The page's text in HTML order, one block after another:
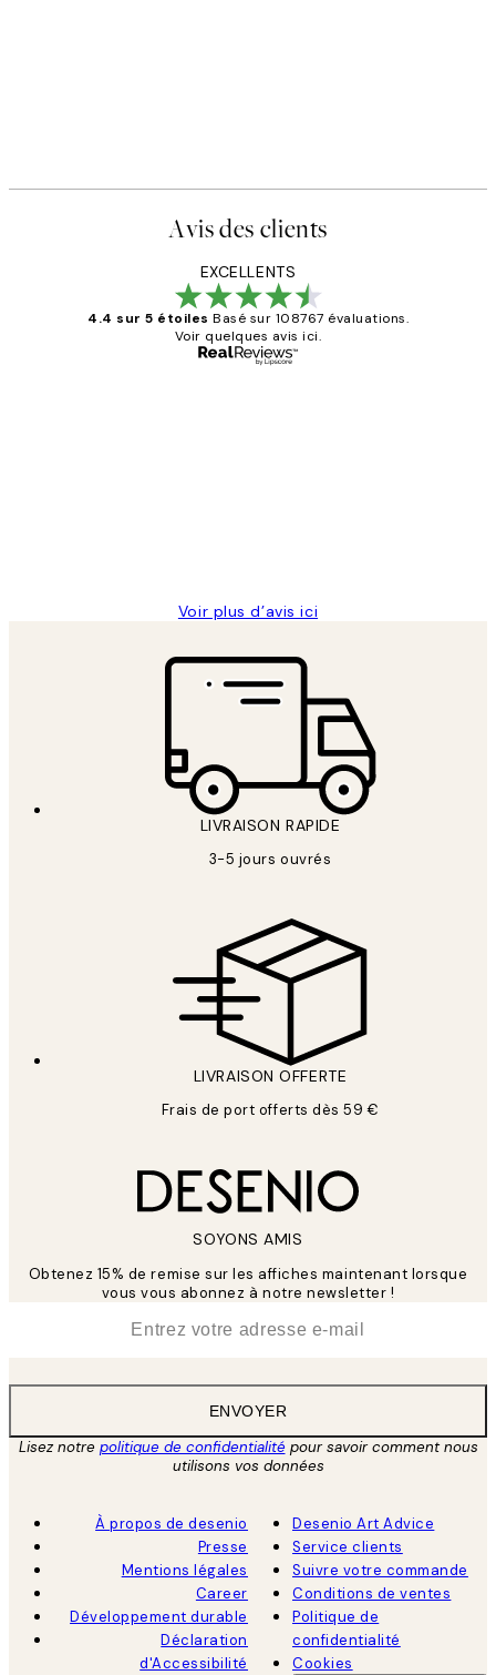
Avis des clients
EXCELLENTS
4.4 sur 5 étoiles Basé sur 108767 évaluations.
Voir quelques avis ici.
Voir plus d’avis ici
LIVRAISON RAPIDE
3-5 jours ouvrés
LIVRAISON OFFERTE
Frais de port offerts dès 59 €
SOYONS AMIS
Obtenez 15% de remise sur les affiches maintenant lorsque
vous vous abonnez à notre newsletter !
ENVOYER
Lisez notre politique de confidentialitépour savoir comment nous
utilisons vos données
À propos de desenio
Presse
Mentions légales
Career
Développement durable
Déclaration
d'Accessibilité
Desenio Art Advice
Service clients
Suivre votre commande
Conditions de ventes
Politique de
confidentialité
Cookies